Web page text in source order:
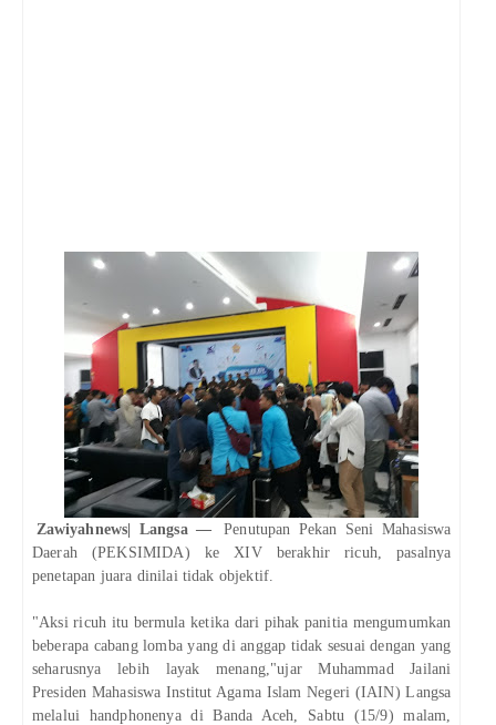
Zawiyahnews| Langsa —
Penutupan Pekan Seni Mahasiswa
Daerah (PEKSIMIDA) ke XIV berakhir ricuh, pasalnya
penetapan juara dinilai tidak objektif.
"Aksi ricuh itu bermula ketika dari pihak panitia mengumumkan
beberapa cabang lomba yang di anggap tidak sesuai dengan yang
seharusnya lebih layak menang,"ujar Muhammad Jailani
Presiden Mahasiswa Institut Agama Islam Negeri (IAIN) Langsa
melalui handphonenya di Banda Aceh, Sabtu (15/9) malam,